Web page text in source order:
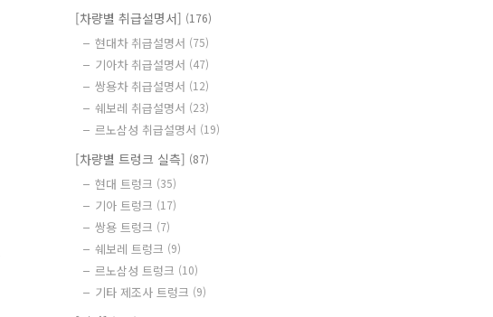
[차량별 취급설명서] (176)
현대차 취급설명서 (75)
기아차 취급설명서 (47)
쌍용차 취급설명서 (12)
쉐보레 취급설명서 (23)
르노삼성 취급설명서 (19)
[차량별 트렁크 실측] (87)
현대 트렁크 (35)
기아 트렁크 (17)
쌍용 트렁크 (7)
쉐보레 트렁크 (9)
르노삼성 트렁크 (10)
기타 제조사 트렁크 (9)